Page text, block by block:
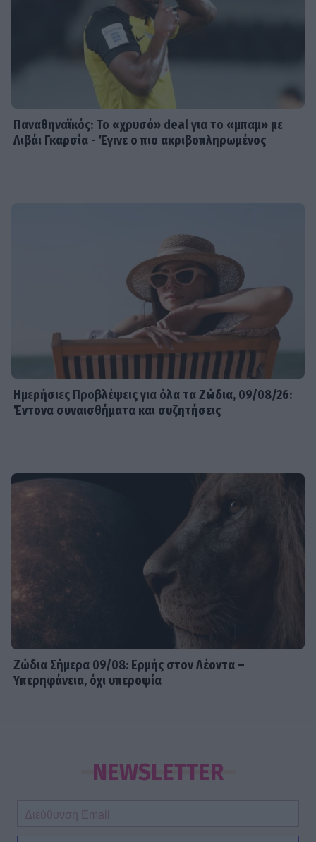
Παναθηναϊκός: Το «χρυσό» deal για το «μπαμ» με
Λιβάι Γκαρσία - Έγινε ο πιο ακριβοπληρωμένος
Ημερήσιες Προβλέψεις για όλα τα Ζώδια, 09/08/26:
Έντονα συναισθήματα και συζητήσεις
Ζώδια Σήμερα 09/08: Ερμής στον Λέοντα –
Υπερηφάνεια, όχι υπεροψία
NEWSLETTER